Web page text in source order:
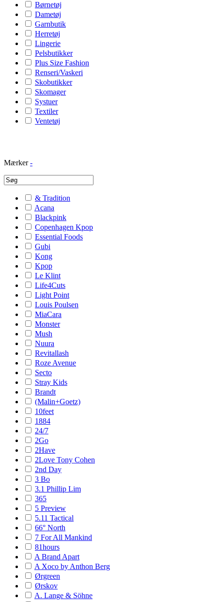
Børnetøj
Dametøj
Garnbutik
Herretøj
Lingerie
Pelsbutikker
Plus Size Fashion
Renseri/Vaskeri
Skobutikker
Skomager
Systuer
Textiler
Ventetøj
Mærker -
& Tradition
Acana
Blackpink
Copenhagen Kpop
Essential Foods
Gubi
Kong
Kpop
Le Klint
Life4Cuts
Light Point
Louis Poulsen
MiaCara
Monster
Mush
Nuura
Revitallash
Roze Avenue
Secto
Stray Kids
Brandt
(Malin+Goetz)
10feet
1884
24/7
2Go
2Have
2Love Tony Cohen
2nd Day
3 Bo
3.1 Phillip Lim
365
5 Preview
5.11 Tactical
66° North
7 For All Mankind
81hours
A Brand Apart
A Xoco by Anthon Berg
Ørgreen
Ørskov
A. Lange & Söhne